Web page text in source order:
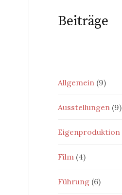
Beiträge
Allgemein (9)
Ausstellungen (9)
Eigenproduktion
Film (4)
Führung (6)